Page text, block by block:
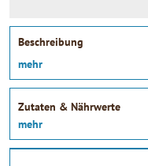
Beschreibung
mehr
Zutaten & Nährwerte
mehr